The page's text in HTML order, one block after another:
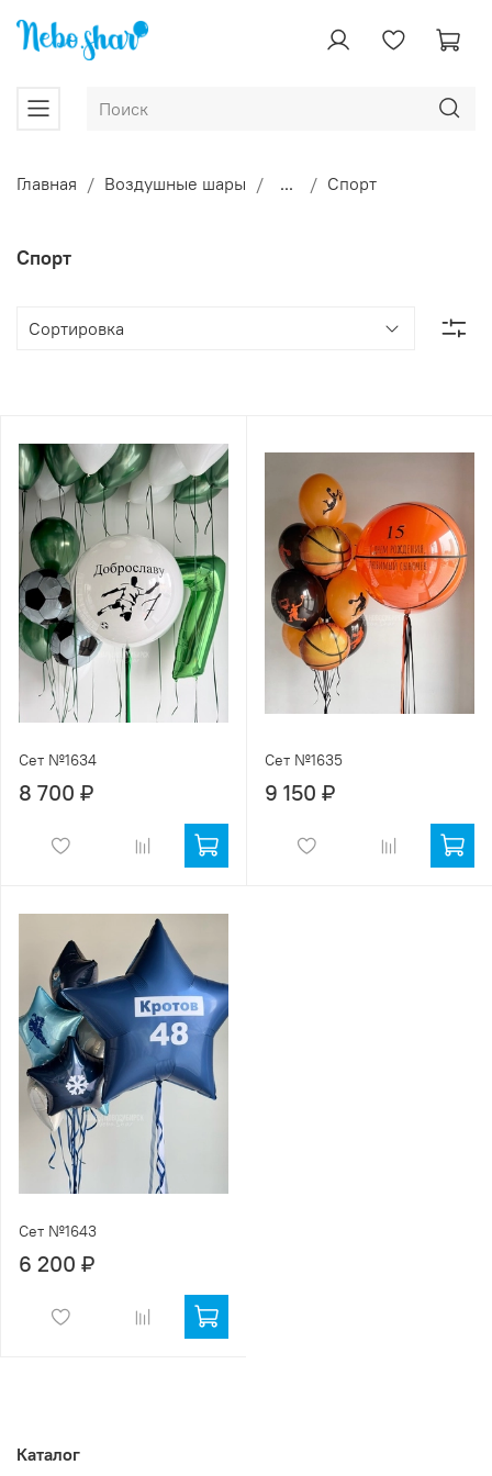
Главная Воздушные шары ... Спорт
Спорт
Сет №1634
8 700 ₽
Сет №1635
9 150 ₽
Сет №1643
6 200 ₽
Каталог